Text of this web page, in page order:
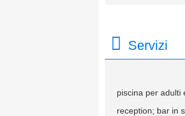
Servizi
piscina per adulti
reception; bar in